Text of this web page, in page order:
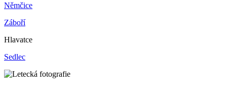
Němčice
Záboří
Hlavatce
Sedlec